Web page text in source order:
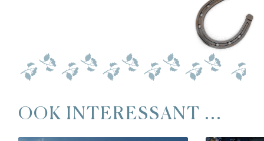
OOK INTERESSANT ...